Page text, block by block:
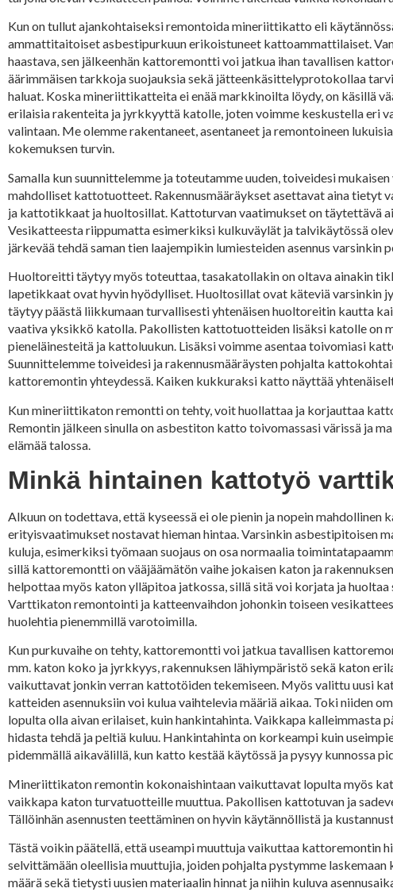
Kun on tullut ajankohtaiseksi remontoida mineriittikatto eli
ammattitaitoiset asbestipurkuun erikoistuneet kattoammattilaiset.
haastava, sen jälkeenhän kattoremontti voi jatkua ihan tavallisen
äärimmäisen tarkkoja suojauksia sekä jätteenkäsittelyprotokollaa
haluat. Koska mineriittikatteita ei enää markkinoilta löydy, on käsillä
erilaisia rakenteita ja jyrkkyyttä katolle, joten voimme keskustella eri
valintaan. Me olemme rakentaneet, asentaneet ja remontoineen
kokemuksen turvin.
Samalla kun suunnittelemme ja toteutamme uuden, toiveidesi
mahdolliset kattotuotteet. Rakennusmääräykset asettavat aina tietyt
ja kattotikkaat ja huoltosillat. Kattoturvan vaatimukset on täytettävä
Vesikatteesta riippumatta esimerkiksi kulkuväylät ja talvikäytössä
järkevää tehdä saman tien laajempikin lumiesteiden asennus
Huoltoreitti täytyy myös toteuttaa, tasakatollakin on oltava ainakin
lapetikkaat ovat hyvin hyödylliset. Huoltosillat ovat käteviä varsinkin
täytyy päästä liikkumaan turvallisesti yhtenäisen huoltoreitin kautta
vaativa yksikkö katolla. Pakollisten kattotuotteiden lisäksi katolle on
pieneläinesteitä ja kattoluukun. Lisäksi voimme asentaa toivomiasi
Suunnittelemme toiveidesi ja rakennusmääräysten pohjalta
kattoremontin yhteydessä. Kaiken kukkuraksi katto näyttää
Kun mineriittikaton remontti on tehty, voit huollattaa ja korjauttaa
Remontin jälkeen sinulla on asbestiton katto toivomassasi värissä ja
elämää talossa.
Minkä hintainen kattotyö
Alkuun on todettava, että kyseessä ei ole pienin ja nopein
erityisvaatimukset nostavat hieman hintaa. Varsinkin asbestipitoisen
kuluja, esimerkiksi työmaan suojaus on osa normaalia
sillä kattoremontti on vääjäämätön vaihe jokaisen katon ja
helpottaa myös katon ylläpitoa jatkossa, sillä sitä voi korjata ja
Varttikaton remontointi ja katteenvaihdon johonkin toiseen
huolehtia pienemmillä varotoimilla.
Kun purkuvaihe on tehty, kattoremontti voi jatkua tavallisen
mm. katon koko ja jyrkkyys, rakennuksen lähiympäristö sekä katon
vaikuttavat jonkin verran kattotöiden tekemiseen. Myös valittu uusi
katteiden asennuksiin voi kulua vaihtelevia määriä aikaa. Toki niiden
lopulta olla aivan erilaiset, kuin hankintahinta. Vaikkapa kalleimmasta
hidasta tehdä ja peltiä kuluu. Hankintahinta on korkeampi kuin
pidemmällä aikavälillä, kun katto kestää käytössä ja pysyy kunnossa
Mineriittikaton remontin kokonaishintaan vaikuttavat lopulta myös
vaikkapa katon turvatuotteille muuttua. Pakollisen kattotuvan ja
Tällöinhän asennusten teettäminen on hyvin käytännöllistä ja
Tästä voikin päätellä, että useampi muuttuja vaikuttaa kattoremontin
selvittämään oleellisia muuttujia, joiden pohjalta pystymme
määrä sekä tietysti uusien materiaalin hinnat ja niihin kuluva